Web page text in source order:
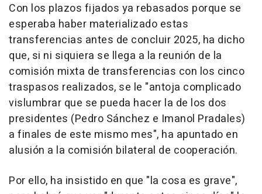
Con los plazos fijados ya rebasados porque se
esperaba haber materializado estas
transferencias antes de concluir 2025, ha dicho
que, si ni siquiera se llega a la reunión de la
comisión mixta de transferencias con los cinco
traspasos realizados, se le "antoja complicado
vislumbrar que se pueda hacer la de los dos
presidentes (Pedro Sánchez e Imanol Pradales)
a finales de este mismo mes", ha apuntado en
alusión a la comisión bilateral de cooperación.
Por ello, ha insistido en que "la cosa es grave",